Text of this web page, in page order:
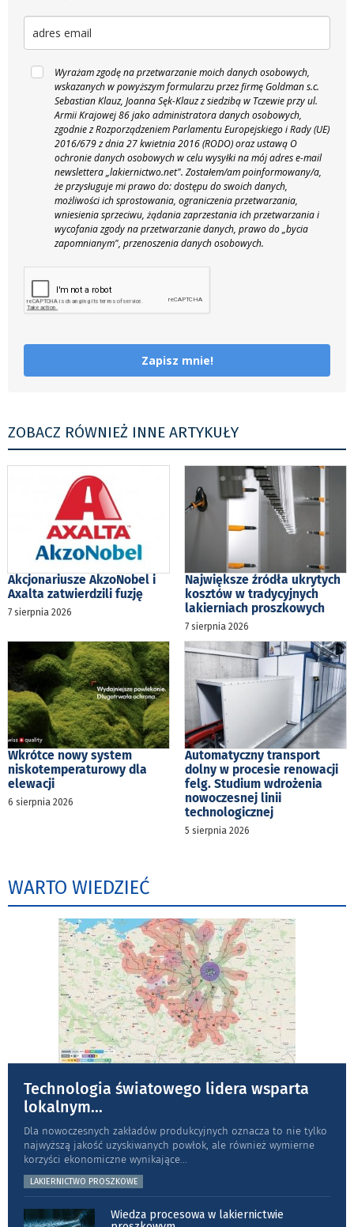
Wyrażam zgodę na przetwarzanie moich danych osobowych,
wskazanych w powyższym formularzu przez firmę Goldman s.c.
Sebastian Klauz, Joanna Sęk-Klauz z siedzibą w Tczewie przy ul.
Armii Krajowej 86 jako administratora danych osobowych,
zgodnie z Rozporządzeniem Parlamentu Europejskiego i Rady (UE)
2016/679 z dnia 27 kwietnia 2016 (RODO) oraz ustawą O
ochronie danych osobowych w celu wysyłki na mój adres e-mail
newslettera „lakiernictwo.net". Zostałem/am poinformowany/a,
że przysługuje mi prawo do: dostępu do swoich danych,
możliwości ich sprostowania, ograniczenia przetwarzania,
wniesienia sprzeciwu, żądania zaprzestania ich przetwarzania i
wycofania zgody na przetwarzanie danych, prawo do „bycia
zapomnianym", przenoszenia danych osobowych.
Zapisz mnie!
ZOBACZ RÓWNIEŻ INNE ARTYKUŁY
Akcjonariusze AkzoNobel i
Axalta zatwierdzili fuzję
7 sierpnia 2026
Największe źródła ukrytych
kosztów w tradycyjnych
lakierniach proszkowych
7 sierpnia 2026
Wkrótce nowy system
niskotemperaturowy dla
elewacji
6 sierpnia 2026
Automatyczny transport
dolny w procesie renowacji
felg. Studium wdrożenia
nowoczesnej linii
technologicznej
5 sierpnia 2026
WARTO WIEDZIEĆ
Technologia światowego lidera wsparta
lokalnym...
Dla nowoczesnych zakładów produkcyjnych oznacza to nie tylko
najwyższą jakość uzyskiwanych powłok, ale również wymierne
korzyści ekonomiczne wynikające
LAKIERNICTWO PROSZKOWE
Wiedza procesowa w lakiernictwie